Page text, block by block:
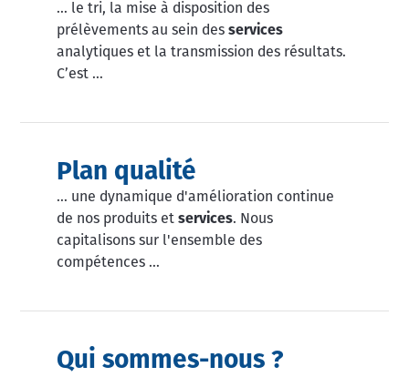
… le tri, la mise à disposition des
prélèvements au sein desservices
analytiques et la transmission des résultats.
C’est …
Plan qualité
… une dynamique d'amélioration continue
de nos produits etservices. Nous
capitalisons sur l'ensemble des
compétences …
Qui sommes-nous ?